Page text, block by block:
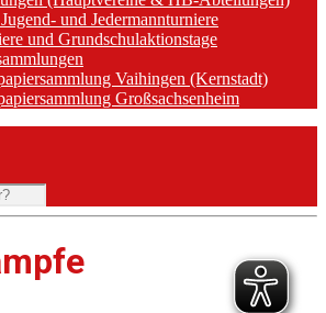
und Jedermannturniere
und Grundschulaktionstage
Vaihingen (Kernstadt)
Großsachsenheim